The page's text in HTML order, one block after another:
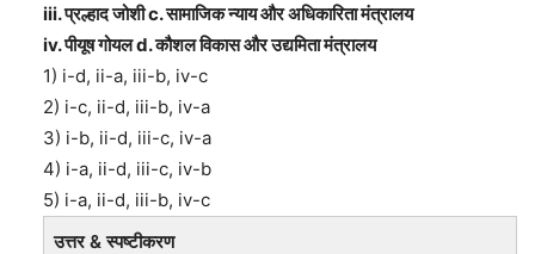
iii. प्रल्हाद जोशी c. सामाजिक न्याय और अधिकारिता मंत्रालय
iv. पीयूष गोयल d. कौशल विकास और उद्यमिता मंत्रालय
1) i-d, ii-a, iii-b, iv-c
2) i-c, ii-d, iii-b, iv-a
3) i-b, ii-d, iii-c, iv-a
4) i-a, ii-d, iii-c, iv-b
5) i-a, ii-d, iii-b, iv-c
उत्तर & स्पष्टीकरण